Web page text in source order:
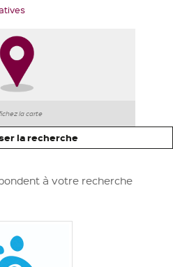
la carte
la recherche
à votre recherche